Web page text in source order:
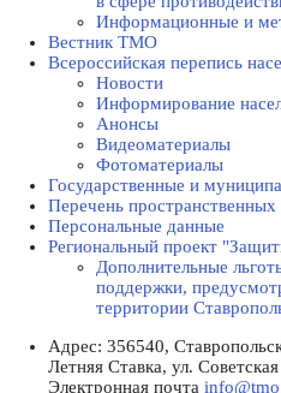
Информационные и
Вестник ТМО
Всероссийская перепись
Новости
Информирование
Анонсы
Видеоматериалы
Фотоматериалы
Государственные и
Перечень пространственных
Персональные данные
Региональный проект
Дополнительные
поддержки,
территории
Адрес: 356540,
Летняя Ставка, ул.
Электронная почта